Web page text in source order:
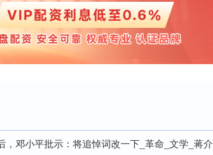
，邓小平批示：将追悼词改一下_革命_文学_蒋介